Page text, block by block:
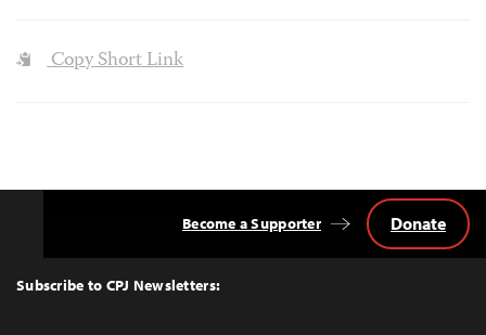
Copy Short Link
Top
Subscribe to CPJ Newsletters:
Become a Supporter Donate